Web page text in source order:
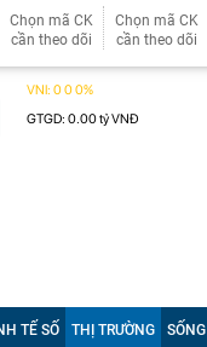
Chọn mã CK
cần theo dõi
Chọn mã CK
cần theo dõi
TẾ SỐ THỊ TRƯỜNG SỐNG